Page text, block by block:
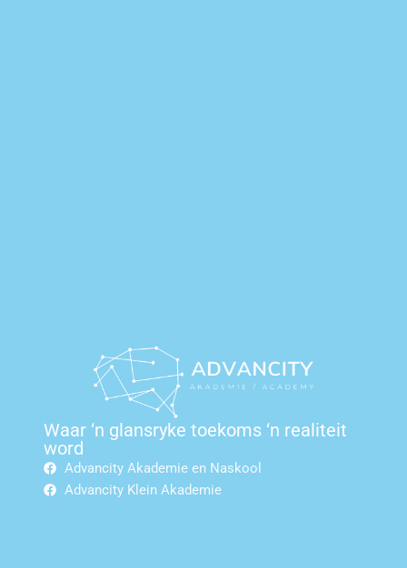
Waar ‘n glansryke toekoms ‘n realiteit
word
Advancity Akademie en Naskool
Advancity Klein Akademie